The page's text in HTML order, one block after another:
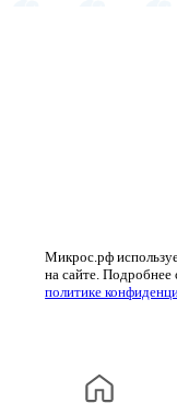
Микрос.рф
на сайте.
политике